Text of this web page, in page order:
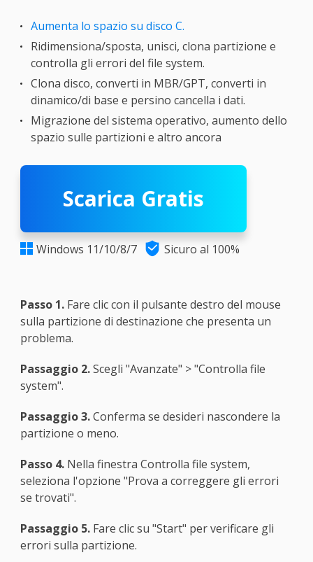
Aumenta lo spazio su disco C.
Ridimensiona/sposta, unisci, clona partizione e
controlla gli errori del file system.
Clona disco, converti in MBR/GPT, converti in
dinamico/di base e persino cancella i dati.
Migrazione del sistema operativo, aumento dello
spazio sulle partizioni e altro ancora
Scarica Gratis
 Windows 11/10/8/7  Sicuro al 100%
Passo 1.Fare clic con il pulsante destro del mouse
sulla partizione di destinazione che presenta un
problema.
Passaggio 2.Scegli "Avanzate" > "Controlla file
system".
Passaggio 3.Conferma se desideri nascondere la
partizione o meno.
Passo 4.Nella finestra Controlla file system,
seleziona l'opzione "Prova a correggere gli errori
se trovati".
Passaggio 5.Fare clic su "Start" per verificare gli
errori sulla partizione.